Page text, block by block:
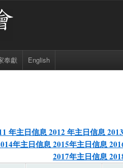
奉獻 English
年主日信息2012 年主日信息
年主日信息2015年主日信息
2017年主日信息